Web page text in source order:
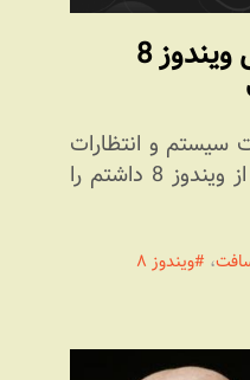
پنجره هشتم، بررسی ویندوز 8
و انتظارات
ساده‌ای که بعد از نصب از ویندوز 8 داشتم را
، ویندوز ۸